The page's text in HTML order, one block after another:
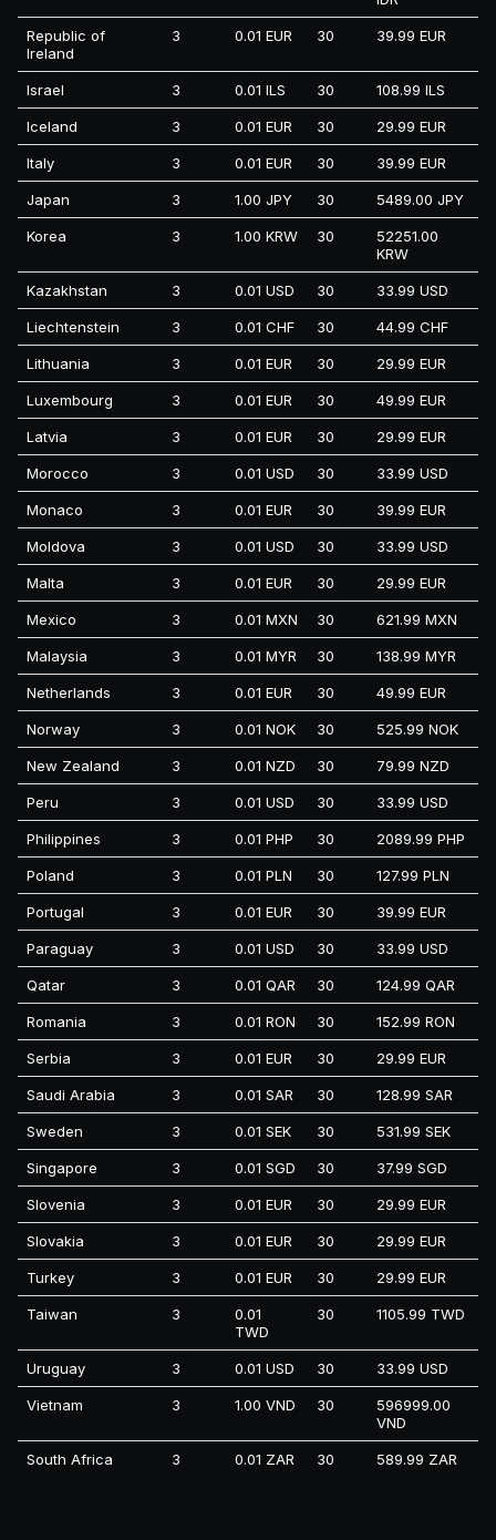
Republic of
Ireland
3 0.01 EUR 30 39.99 EUR
Israel 3 0.01 ILS 30 108.99 ILS
Iceland 3 0.01 EUR 30 29.99 EUR
Italy 3 0.01 EUR 30 39.99 EUR
Japan 3 1.00 JPY 30 5489.00 JPY
Korea 3 1.00 KRW 30
52251.00
KRW
Kazakhstan 3 0.01 USD 30 33.99 USD
Liechtenstein 3 0.01 CHF 30 44.99 CHF
Lithuania 3 0.01 EUR 30 29.99 EUR
Luxembourg 3 0.01 EUR 30 49.99 EUR
Latvia 3 0.01 EUR 30 29.99 EUR
Morocco 3 0.01 USD 30 33.99 USD
Monaco 3 0.01 EUR 30 39.99 EUR
Moldova 3 0.01 USD 30 33.99 USD
Malta 3 0.01 EUR 30 29.99 EUR
Mexico 3 0.01 MXN 30 621.99 MXN
Malaysia 3 0.01 MYR 30 138.99 MYR
Netherlands 3 0.01 EUR 30 49.99 EUR
Norway 3 0.01 NOK 30 525.99 NOK
New Zealand 3 0.01 NZD 30 79.99 NZD
Peru 3 0.01 USD 30 33.99 USD
Philippines 3 0.01 PHP 30 2089.99 PHP
Poland 3 0.01 PLN 30 127.99 PLN
Portugal 3 0.01 EUR 30 39.99 EUR
Paraguay 3 0.01 USD 30 33.99 USD
Qatar 3 0.01 QAR 30 124.99 QAR
Romania 3 0.01 RON 30 152.99 RON
Serbia 3 0.01 EUR 30 29.99 EUR
Saudi Arabia 3 0.01 SAR 30 128.99 SAR
Sweden 3 0.01 SEK 30 531.99 SEK
Singapore 3 0.01 SGD 30 37.99 SGD
Slovenia 3 0.01 EUR 30 29.99 EUR
Slovakia 3 0.01 EUR 30 29.99 EUR
Turkey 3 0.01 EUR 30 29.99 EUR
Taiwan 3
0.01
TWD
30 1105.99 TWD
Uruguay 3 0.01 USD 30 33.99 USD
Vietnam 3 1.00 VND 30
596999.00
VND
South Africa 3 0.01 ZAR 30 589.99 ZAR